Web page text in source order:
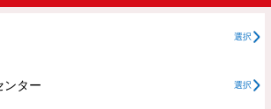
覧
選択
ンター 選択